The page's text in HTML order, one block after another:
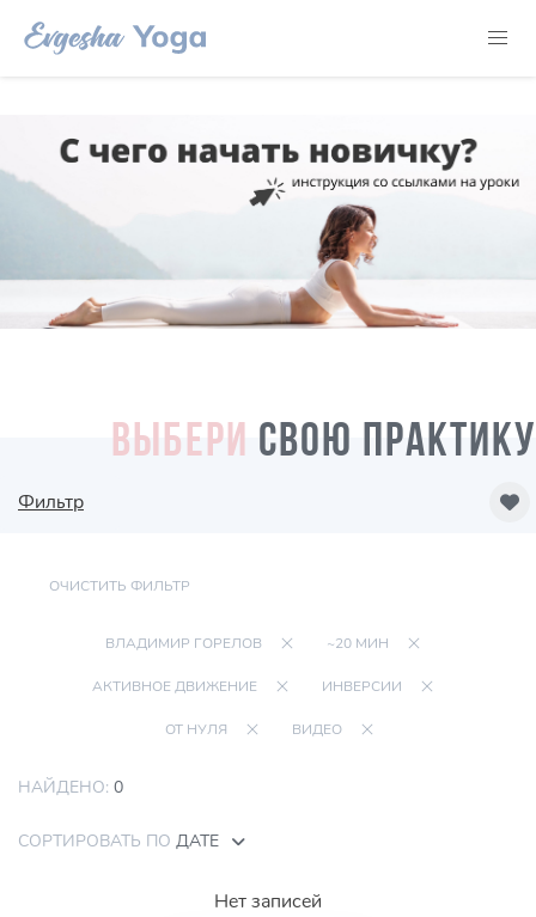
ВЫБЕРИ СВОЮ ПРАКТИКУ
Фильтр
ОЧИСТИТЬ ФИЛЬТР
ВЛАДИМИР ГОРЕЛОВ ~20 МИН
АКТИВНОЕ ДВИЖЕНИЕ ИНВЕРСИИ
ОТ НУЛЯ ВИДЕО
НАЙДЕНО: 0
СОРТИРОВАТЬ ПО ДАТЕ
Нет записей